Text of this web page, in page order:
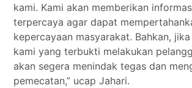
kami. Kami akan memberikan
terpercaya agar dapat
kepercayaan masyarakat. Bahkan,
kami yang terbukti melakukan
akan segera menindak tegas dan
pemecatan,” ucap Jahari.